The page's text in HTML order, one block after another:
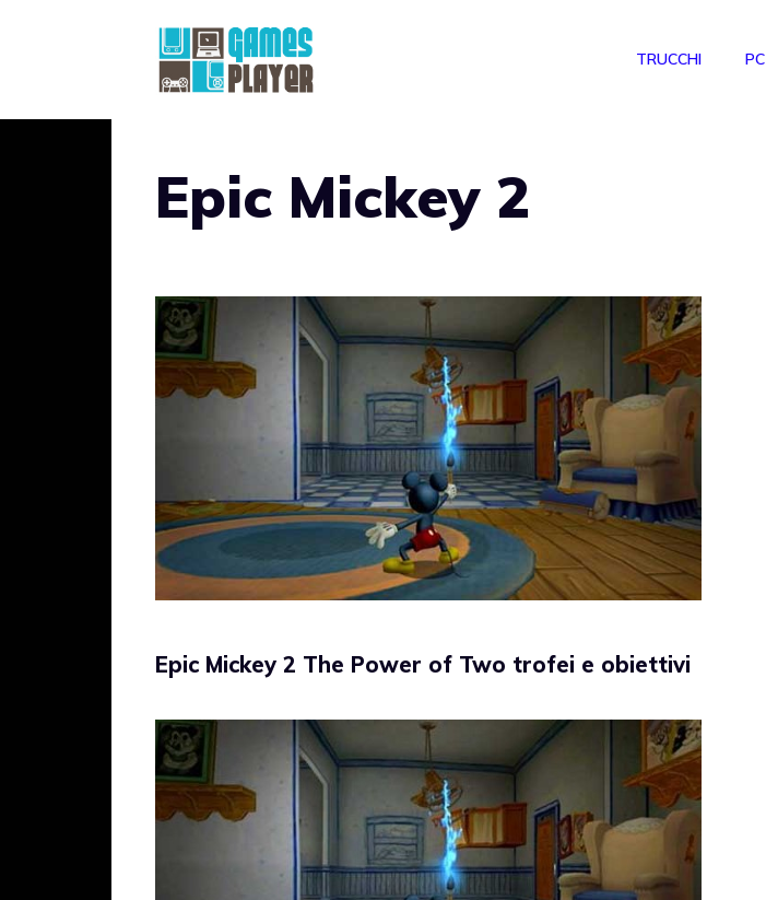
TRUCCHI PC
Epic Mickey 2
Epic Mickey 2 The Power of Two trofei e obiettivi